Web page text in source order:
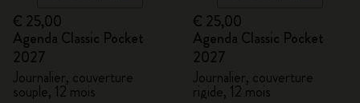
€ 25,00
Agenda Classic Pocket
2027
Journalier, couverture
souple, 12 mois
€ 25,00
Agenda Classic Pocket
2027
Journalier, couverture
rigide, 12 mois